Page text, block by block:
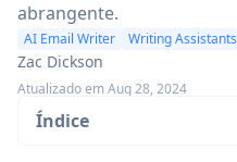
abrangente.
AI Email Writer Writing Assistants
Zac Dickson
Atualizado em Aug 28, 2024
Índice